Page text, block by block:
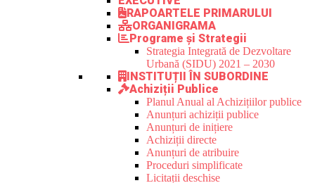
RAPOARTELE PRIMARULUI
ORGANIGRAMA
Programe și Strategii
Strategia Integrată de Dezvoltare
Urbană (SIDU) 2021 – 2030
INSTITUȚII ÎN SUBORDINE
Achiziții Publice
Planul Anual al Achizițiilor publice
Anunțuri achiziții publice
Anunțuri de inițiere
Achiziții directe
Anunțuri de atribuire
Proceduri simplificate
Licitații deschise